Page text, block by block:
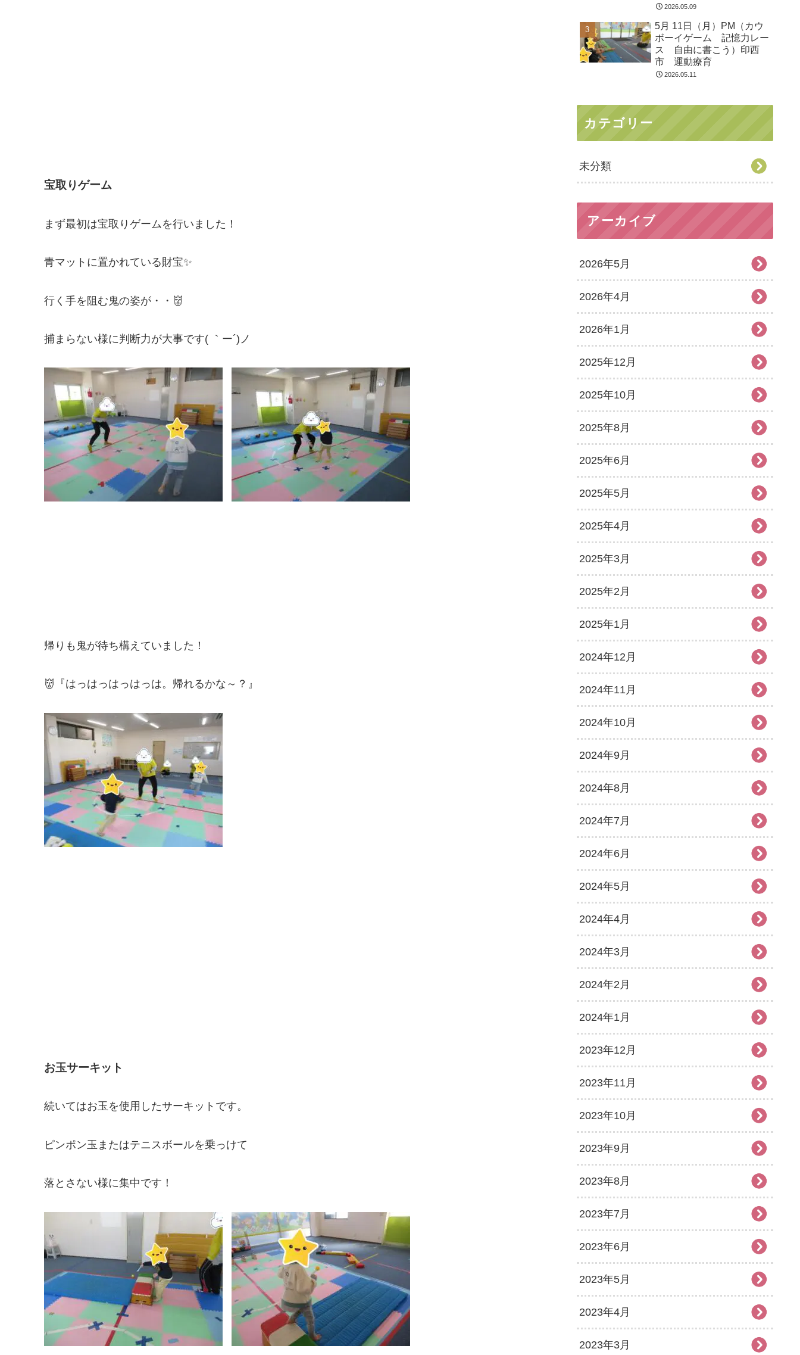
宝取りゲーム
まず最初は宝取りゲームを行いました！
青マットに置かれている財宝✨
行く手を阻む鬼の姿が・・👹
捕まらない様に判断力が大事です( ｀ー´)ノ
帰りも鬼が待ち構えていました！
👹『はっはっはっはっは。帰れるかな～？』
お玉サーキット
続いてはお玉を使用したサーキットです。
ピンポン玉またはテニスボールを乗っけて
落とさない様に集中です！
西市 運動療育
2026.05.09
5月 11日（月）PM（カウ
ボーイゲーム 記憶力レー
ス 自由に書こう）印西
市 運動療育
2026.05.11
カテゴリー
未分類
アーカイブ
2026年5月
2026年4月
2026年1月
2025年12月
2025年10月
2025年8月
2025年6月
2025年5月
2025年4月
2025年3月
2025年2月
2025年1月
2024年12月
2024年11月
2024年10月
2024年9月
2024年8月
2024年7月
2024年6月
2024年5月
2024年4月
2024年3月
2024年2月
2024年1月
2023年12月
2023年11月
2023年10月
2023年9月
2023年8月
2023年7月
2023年6月
2023年5月
2023年4月
2023年3月